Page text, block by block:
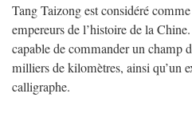
Tang Taizong est considéré
empereurs de l’histoire de la
capable de commander un champ
milliers de kilomètres, ainsi qu’un
calligraphe.